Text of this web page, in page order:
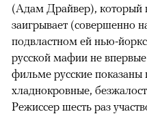
(Адам Драйвер), который
заигрывает (совершенно
подвластном ей нью-
русской мафии не
фильме русские показаны
хладнокровные,
Режиссер шесть раз